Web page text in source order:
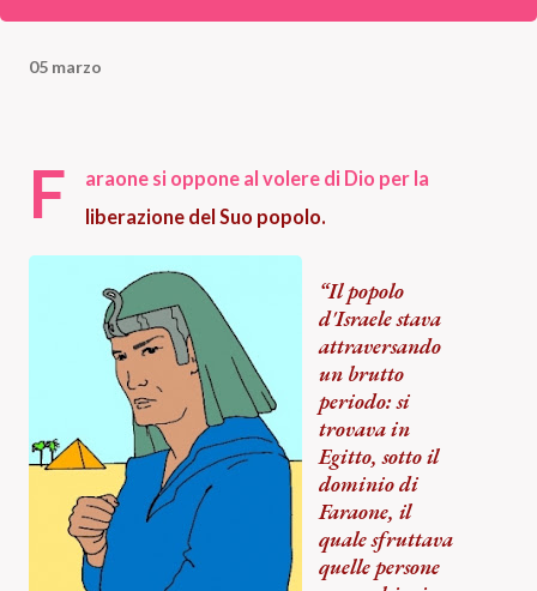
05 marzo
F
araone si oppone al volere di Dio per la
liberazione del Suo popolo.
Il popolo
d'Israele stava
attraversando
un brutto
periodo: si
trovava in
Egitto, sotto il
dominio di
Faraone, il
quale sfruttava
quelle persone